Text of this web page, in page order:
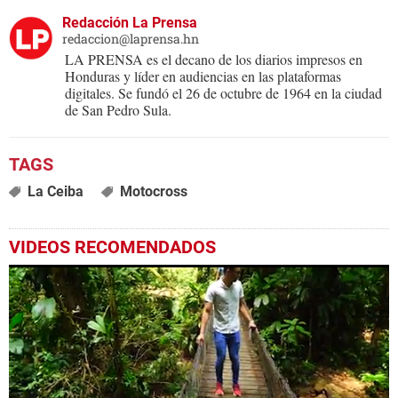
Redacción La Prensa
redaccion@laprensa.hn
LA PRENSA es el decano de los diarios impresos en
Honduras y líder en audiencias en las plataformas
digitales. Se fundó el 26 de octubre de 1964 en la ciudad
de San Pedro Sula.
La Ceiba Motocross
VIDEOS RECOMENDADOS